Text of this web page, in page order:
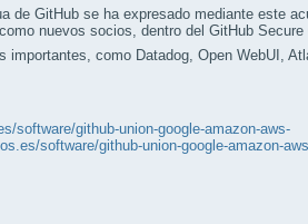
de GitHub se ha expresado mediante este
nuevos socios, dentro del GitHub Secure
importantes, como Datadog, Open WebUI,
software/github-union-google-amazon-aws-
software/github-union-google-amazon-